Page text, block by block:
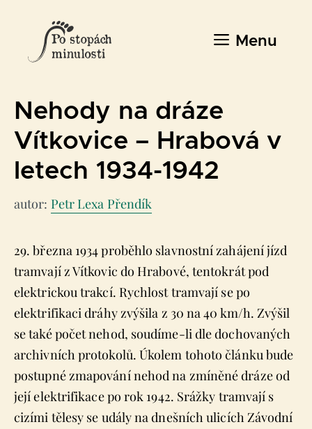
Menu
Nehody na dráze
Vítkovice – Hrabová v
letech 1934-1942
autor: Petr Lexa Přendík
29. března 1934 proběhlo slavnostní zahájení jízd
tramvají z Vítkovic do Hrabové, tentokrát pod
elektrickou trakcí. Rychlost tramvají se po
elektrifikaci dráhy zvýšila z 30 na 40 km/h. Zvýšil
se také počet nehod, soudíme-li dle dochovaných
archivních protokolů. Úkolem tohoto článku bude
postupné zmapování nehod na zmíněné dráze od
její elektrifikace po rok 1942. Srážky tramvají s
cizími tělesy se udály na dnešních ulicích Závodní